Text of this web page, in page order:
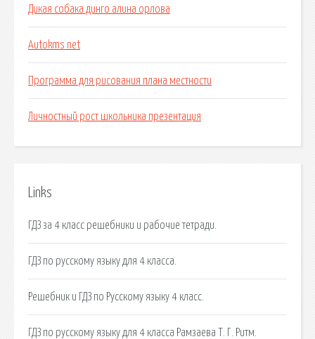
Дикая собака динго алина орлова
Autokms net
Программа для рисования плана местности
Личностный рост школьника презентация
Links
ГДЗ за 4 класс решебники и рабочие тетради.
ГДЗ по русскому языку для 4 класса.
Решебник и ГДЗ по Русскому языку 4 класс.
ГДЗ по русскому языку для 4 класса Рамзаева Т. Г. Ритм.